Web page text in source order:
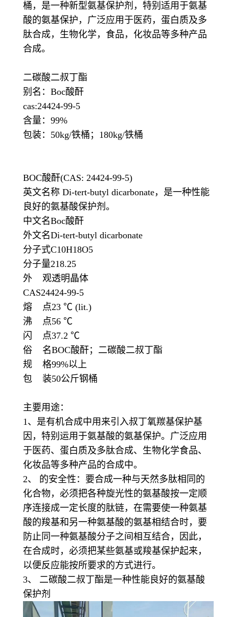
桶，是一种新型氨基保护剂，特别适用于氨基
酸的氨基保护，广泛应用于医药，蛋白质及多
肽合成，生物化学，食品，化妆品等多种产品
合成。
二碳酸二叔丁酯
别名：Boc酸酐
cas:24424-99-5
含量：99%
包装：50kg/铁桶；180kg/铁桶
BOC酸酐(CAS: 24424-99-5)
英文名称 Di-tert-butyl dicarbonate，是一种性能
良好的氨基酸保护剂。
中文名Boc酸酐
外文名Di-tert-butyl dicarbonate
分子式C10H18O5
分子量218.25
外 观透明晶体
CAS24424-99-5
熔 点23 ℃ (lit.)
沸 点56 ℃
闪 点37.2 ℃
俗 名BOC酸酐；二碳酸二叔丁酯
规 格99%以上
包 装50公斤钢桶
主要用途：
1、是有机合成中用来引入叔丁氧羰基保护基
因，特别运用于氨基酸的氨基保护。广泛应用
于医药、蛋白质及多肽合成、生物化学食品、
化妆品等多种产品的合成中。
2、 的安全性：要合成一种与天然多肽相同的
化合物，必须把各种旋光性的氨基酸按一定顺
序连接成一定长度的肽链，在需要使一种氨基
酸的羧基和另一种氨基酸的氨基相结合时，要
防止同一种氨基酸分子之间相互结合，因此，
在合成时，必须把某些氨基或羧基保护起来，
以便反应能按所要求的方式进行。
3、 二碳酸二叔丁酯是一种性能良好的氨基酸
保护剂